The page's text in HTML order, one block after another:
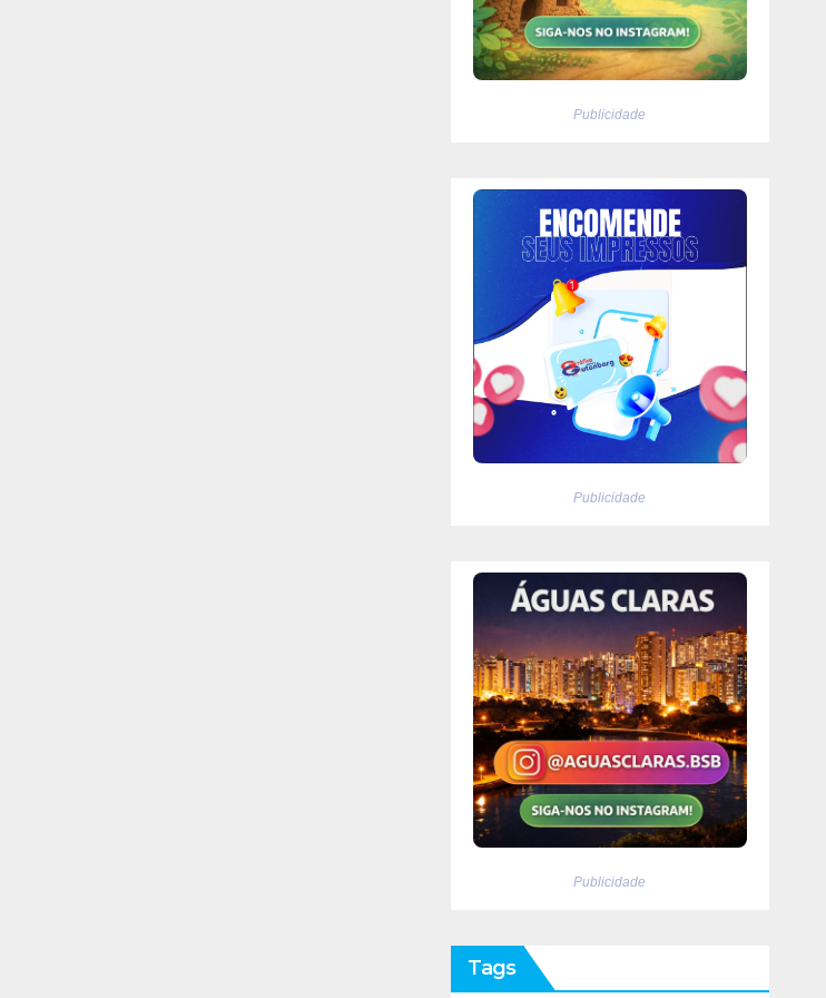
Publicidade
Publicidade
Publicidade
Tags